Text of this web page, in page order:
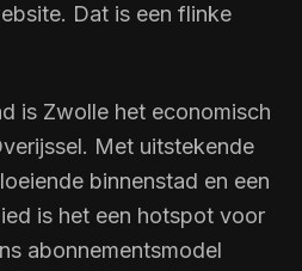
Dat is een flinke
is Zwolle het economisch
Met uitstekende
binnenstad en een
is het een hotspot voor
abonnementsmodel